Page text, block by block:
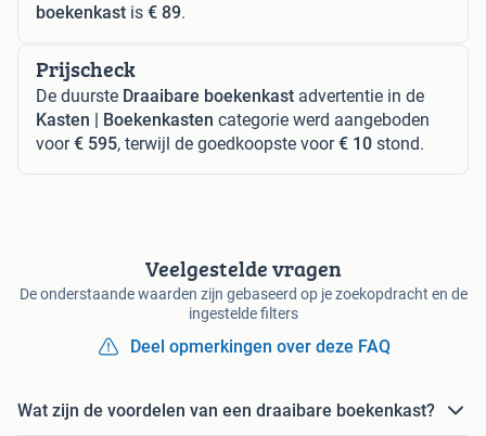
boekenkast is € 89.
Prijscheck
De duurste Draaibare boekenkast advertentie in de
Kasten | Boekenkasten categorie werd aangeboden
voor€ 595, terwijl de goedkoopste voor€ 10 stond.
Veelgestelde vragen
De onderstaande waarden zijn gebaseerd op je zoekopdracht en de
ingestelde filters
Deel opmerkingen over deze FAQ
Wat zijn de voordelen van een draaibare boekenkast?